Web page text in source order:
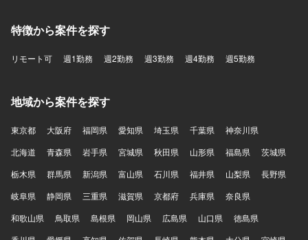
特徴から案件を探す
リモート可 週1勤務 週2勤務 週3勤務 週4勤務 週5勤務
地域から案件を探す
東京都 大阪府 福岡県 愛知県 埼玉県 千葉県
神奈川県
北海道
青森県 岩手県 宮城県 秋田県 山形県 福島県
茨城県
栃木県
群馬県 新潟県 富山県 石川県 福井県 山梨県
長野県
岐阜県
静岡県 三重県 滋賀県 京都府 兵庫県
奈良県
和歌山県
鳥取県 島根県 岡山県 広島県 山口県
徳島県